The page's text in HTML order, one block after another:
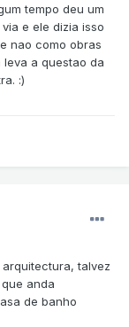
tempo deu um
e ele dizia isso
nao como obras
leva a questao da
:)
talvez
anda
de banho